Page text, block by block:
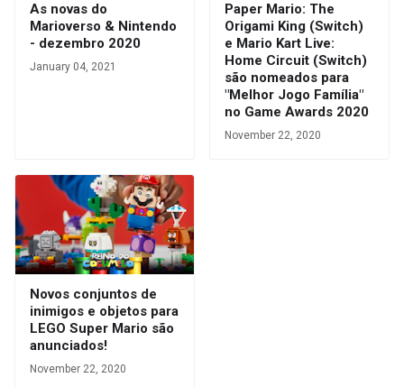
As novas do
Marioverso & Nintendo
- dezembro 2020
January 04, 2021
Paper Mario: The
Origami King (Switch)
e Mario Kart Live:
Home Circuit (Switch)
são nomeados para
"Melhor Jogo Família"
no Game Awards 2020
November 22, 2020
Novos conjuntos de
inimigos e objetos para
LEGO Super Mario são
anunciados!
November 22, 2020